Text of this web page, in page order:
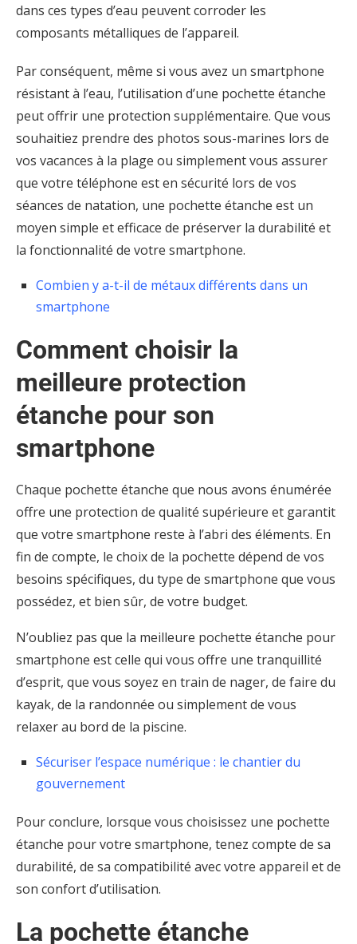
dans ces types d’eau peuvent corroder les
composants métalliques de l’appareil.
Par conséquent, même si vous avez un smartphone
résistant à l’eau, l’utilisation d’une pochette étanche
peut offrir une protection supplémentaire. Que vous
souhaitiez prendre des photos sous-marines lors de
vos vacances à la plage ou simplement vous assurer
que votre téléphone est en sécurité lors de vos
séances de natation, une pochette étanche est un
moyen simple et efficace de préserver la durabilité et
la fonctionnalité de votre smartphone.
Combien y a-t-il de métaux différents dans un
smartphone
Comment choisir la
meilleure protection
étanche pour son
smartphone
Chaque pochette étanche que nous avons énumérée
offre une protection de qualité supérieure et garantit
que votre smartphone reste à l’abri des éléments. En
fin de compte, le choix de la pochette dépend de vos
besoins spécifiques, du type de smartphone que vous
possédez, et bien sûr, de votre budget.
N’oubliez pas que la meilleure pochette étanche pour
smartphone est celle qui vous offre une tranquillité
d’esprit, que vous soyez en train de nager, de faire du
kayak, de la randonnée ou simplement de vous
relaxer au bord de la piscine.
Sécuriser l’espace numérique : le chantier du
gouvernement
Pour conclure, lorsque vous choisissez une pochette
étanche pour votre smartphone, tenez compte de sa
durabilité, de sa compatibilité avec votre appareil et de
son confort d’utilisation.
La pochette étanche